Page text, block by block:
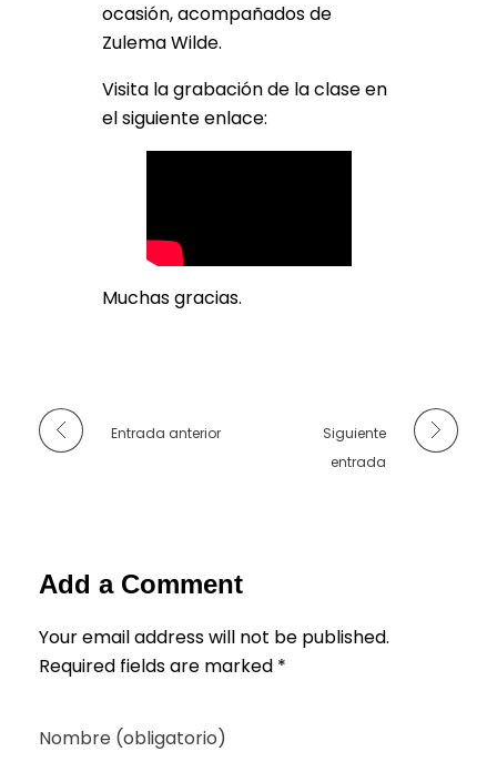
ocasión, acompañados de
Zulema Wilde.
Visita la grabación de la clase en
el siguiente enlace:
Muchas gracias.
Entrada anterior
Siguiente
entrada
Add a Comment
Your email address will not be published.
Required fields are marked *
Nombre (obligatorio)